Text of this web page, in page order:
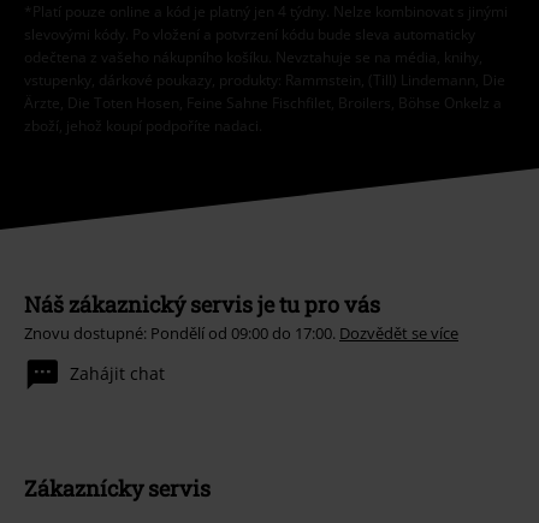
*Platí pouze online a kód je platný jen 4 týdny. Nelze kombinovat s jinými
slevovými kódy. Po vložení a potvrzení kódu bude sleva automaticky
odečtena z vašeho nákupního košíku. Nevztahuje se na média, knihy,
vstupenky, dárkové poukazy, produkty: Rammstein, (Till) Lindemann, Die
Ärzte, Die Toten Hosen, Feine Sahne Fischfilet, Broilers, Böhse Onkelz a
zboží, jehož koupí podpoříte nadaci.
Náš zákaznický servis je tu pro vás
Znovu dostupné: Pondělí od 09:00 do 17:00. Dozvědět se více
Zahájit chat
Zákaznícky servis